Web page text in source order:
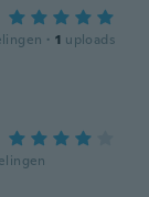
· 1 uploads